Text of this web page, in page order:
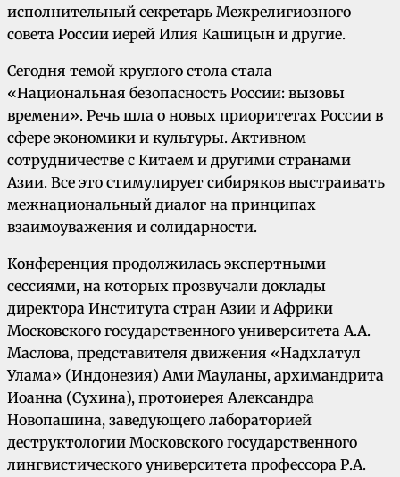
исполнительный секретарь Межрелигиозного
совета России иерей Илия Кашицын и другие.
Сегодня темой круглого стола стала
«Национальная безопасность России: вызовы
времени». Речь шла о новых приоритетах России в
сфере экономики и культуры. Активном
сотрудничестве с Китаем и другими странами
Азии. Все это стимулирует сибиряков выстраивать
межнациональный диалог на принципах
взаимоуважения и солидарности.
Конференция продолжилась экспертными
сессиями, на которых прозвучали доклады
директора Института стран Азии и Африки
Московского государственного университета А.А.
Маслова, представителя движения «Надхлатул
Улама» (Индонезия) Ами Мауланы, архимандрита
Иоанна (Сухина), протоиерея Александра
Новопашина, заведующего лабораторией
деструктологии Московского государственного
лингвистического университета профессора Р.А.